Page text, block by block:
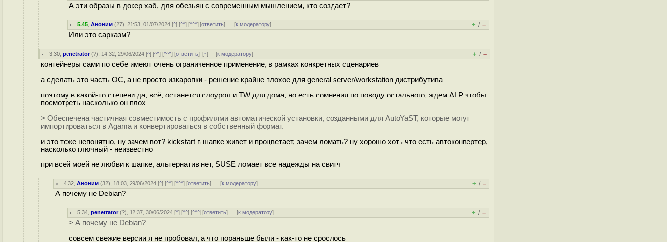
А эти образы в докер хаб, для обезьян с современным мышлением, кто создает?
5.45 ,Аноним (27), 21:53, 01/07/2024 [^] [^^] [^^^] [ответить] [к модератору] + / –
Или это сарказм?
3.30 ,penetrator(?), 14:32, 29/06/2024 [^] [^^] [^^^] [ответить][↑] [к модератору] + / –
контейнеры сами по себе имеют очень ограниченное применение, в рамках конкретных сценариев
а сделать это часть ОС, а не просто изкаропки - решение крайне плохое для general server/workstation дистрибутива
поэтому в какой-то степени да, всё, останется слоурол и TW для дома, но есть сомнения по поводу остального, ждем ALP чтобы
посмотреть насколько он плох
> Обеспечена частичная совместимость с профилями автоматической установки, созданными для AutoYaST, которые могут
импортироваться в Agama и конвертироваться в собственный формат.
и это тоже непонятно, ну зачем вот? kickstart в шапке живет и процветает, зачем ломать? ну хорошо хоть что есть автоконвертер,
насколько глючный - неизвестно
при всей моей не любви к шапке, альтернатив нет, SUSE ломает все надежды на свитч
4.32 ,Аноним (32), 18:03, 29/06/2024 [^] [^^] [^^^] [ответить] [к модератору] + / –
А почему не Debian?
5.34 ,penetrator(?), 12:37, 30/06/2024 [^] [^^] [^^^] [ответить] [к модератору] + / –
> А почему не Debian?
совсем свежие версии я не пробовал, а что пораньше были - как-то не срослось